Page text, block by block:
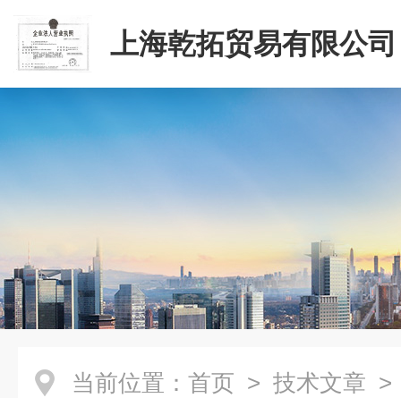
上海乾拓贸易有限公司
当前位置： 首页 > 技术文章 >